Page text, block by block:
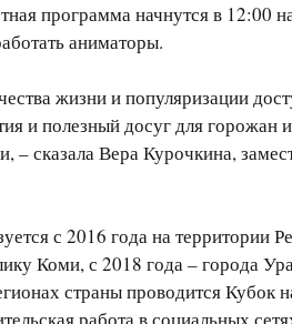
программа начнутся в 12:00
аниматоры.
жизни и популяризации
и полезный досуг для горожан
сказала Вера Курочкина,
с 2016 года на территории
Коми, с 2018 года – города
страны проводится